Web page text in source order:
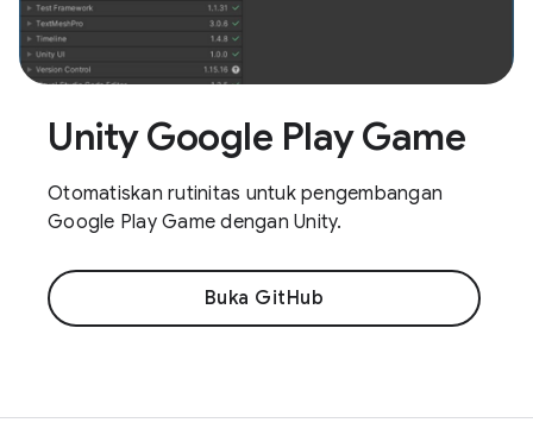
Unity Google Play Game
Otomatiskan rutinitas untuk pengembangan
Google Play Game dengan Unity.
Buka GitHub